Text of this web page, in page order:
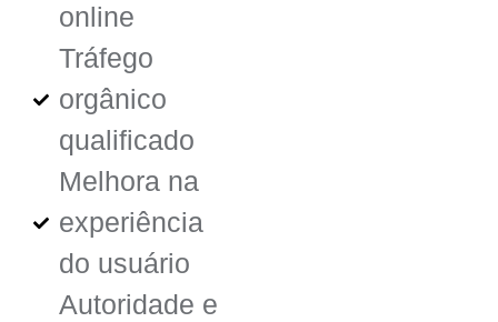
online
Tráfego
orgânico
qualificado
Melhora na
experiência
do usuário
Autoridade e